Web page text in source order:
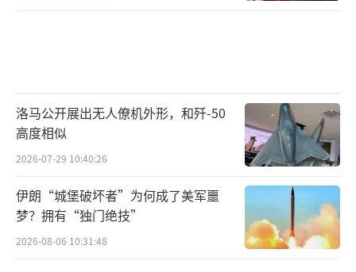
洛马公开展出无人僚机外形，和歼-50
高度相似
2026-07-29 10:40:26
伊朗“城堡破坏者”为何成了美军噩
梦？拥有“独门绝技”
2026-08-06 10:31:48